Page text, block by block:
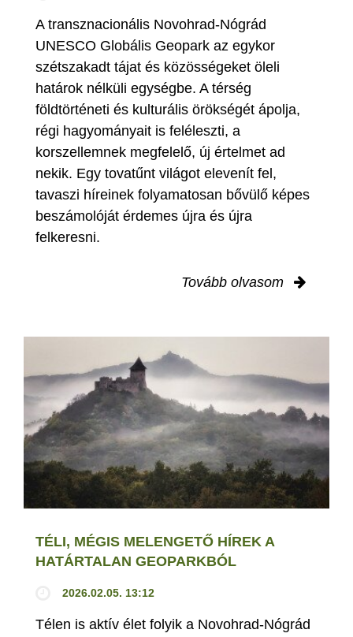
A transznacionális Novohrad-Nógrád
UNESCO Globális Geopark az egykor
szétszakadt tájat és közösségeket öleli
határok nélküli egységbe. A térség
földtörténeti és kulturális örökségét ápolja,
régi hagyományait is feléleszti, a
korszellemnek megfelelő, új értelmet ad
nekik. Egy tovatűnt világot elevenít fel,
tavaszi híreinek folyamatosan bővülő képes
beszámolóját érdemes újra és újra
felkeresni.
Tovább olvasom
TÉLI, MÉGIS MELENGETŐ HÍREK A
HATÁRTALAN GEOPARKBÓL
2026.02.05. 13:12
Télen is aktív élet folyik a Novohrad-Nógrád